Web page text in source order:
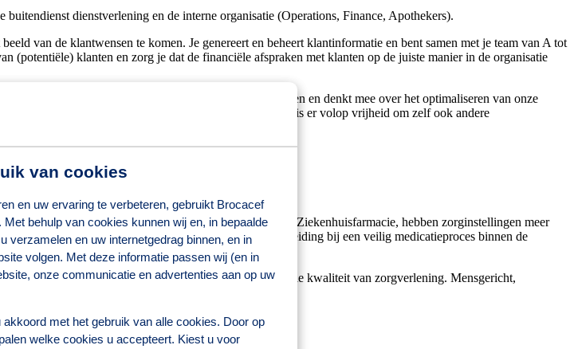
van cookies
en uw ervaring te verbeteren, gebruikt Brocacef
behulp van cookies kunnen wij en, in bepaalde
verzamelen en uw internetgedrag binnen, en in
volgen. Met deze informatie passen wij (en in
onze communicatie en advertenties aan op uw
met het gebruik van alle cookies. Door op
welke cookies u accepteert. Kiest u voor
dienstverlening en de interne organisatie (Operations, Finance, Apothekers).
van de klantwensen te komen. Je genereert en beheert klantinformatie en bent samen met je team van A tot
(potentiële) klanten en zorg je dat de financiële afspraken met klanten op de juiste manier in de organisatie
Jij ziet punten die verbeterd kunnen worden en denkt mee over het optimaliseren van onze
onze dienstverlening! Los van al deze werkzaamheden, is er volop vrijheid om zelf ook andere
in Oostrum.
ontzorgen. Door samen te werken met Brocacef Ziekenhuisfarmacie, hebben zorginstellingen meer
en aflevering van medicijnen tot begeleiding bij een veilig medicatieproces binnen de
we slimme, persoonlijke en toegankelijke zorg.
bevlogenheid. Gezamenlijk werken wij aan een optimale kwaliteit van zorgverlening. Mensgericht,
bij onze cliënten en zo gaan wij met elkaar om.